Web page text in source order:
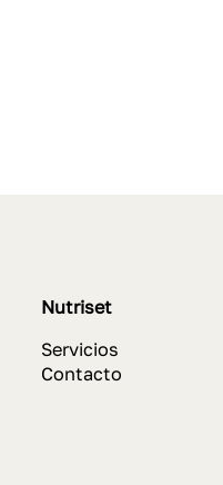
Nutriset
Servicios
Contacto